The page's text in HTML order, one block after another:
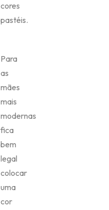
cores
pastéis.
Para
as
mães
mais
modernas
fica
bem
legal
colocar
uma
cor